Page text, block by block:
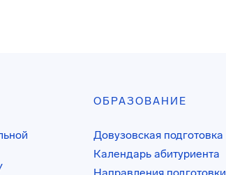
ОБРАЗОВАНИЕ
Довузовская подготовка
Календарь абитуриента